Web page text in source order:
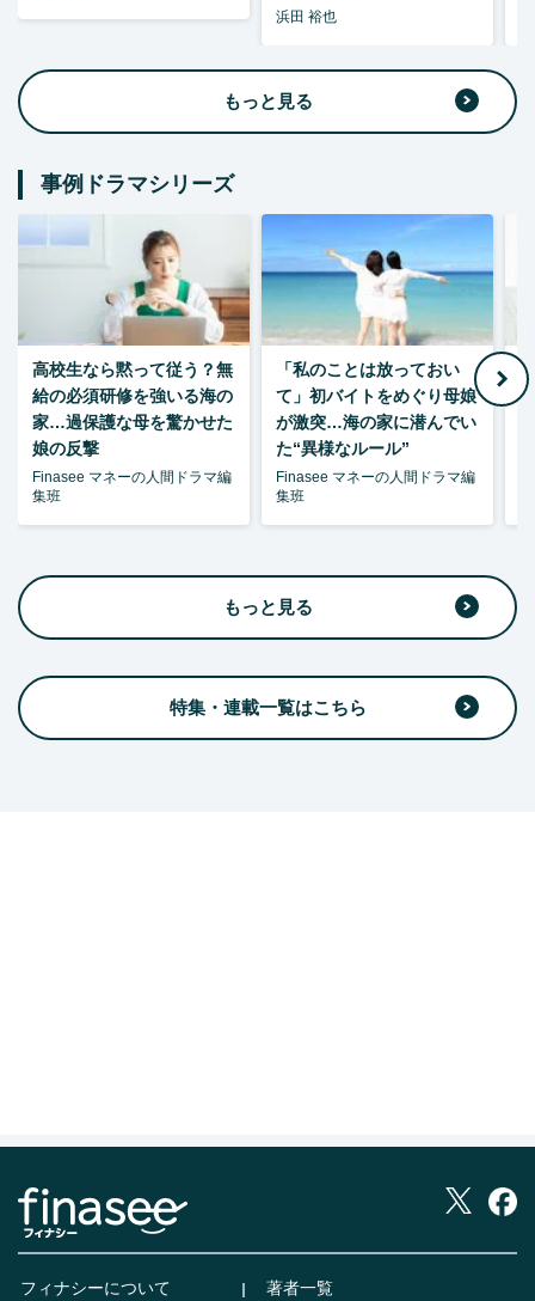
浜田 裕也
もっと見る
事例ドラマシリーズ
高校生なら黙って従う？無
給の必須研修を強いる海の
家…過保護な母を驚かせた
娘の反撃
Finasee マネーの人間ドラマ編
集班
「私のことは放っておい
て」初バイトをめぐり母娘
が激突…海の家に潜んでい
た“異様なルール”
Finasee マネーの人間ドラマ編
集班
もっと見る
特集・連載一覧はこちら
フィナシーについて 著者一覧